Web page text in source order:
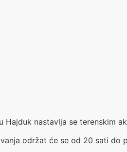
Hajduk nastavlja se terenskim
održat će se od 20 sati do